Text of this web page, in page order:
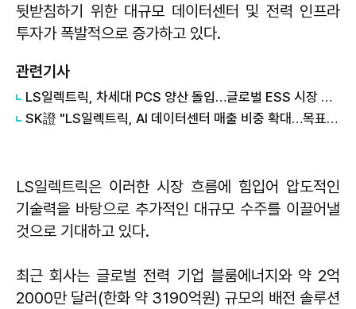
뒷받침하기 위한 대규모 데이터센터 및 전력 인프라
투자가 폭발적으로 증가하고 있다.
관련기사
LS일렉트릭, 차세대 PCS 양산 돌입…글로벌 ESS 시장 주도권 강화
SK證 "LS일렉트릭, AI 데이터센터 매출 비중 확대…목표가 31만원↑"
LS일렉트릭은 이러한 시장 흐름에 힘입어 압도적인
기술력을 바탕으로 추가적인 대규모 수주를 이끌어낼
것으로 기대하고 있다.
최근 회사는 글로벌 전력 기업 블룸에너지와 약 2억
2000만 달러(한화 약 3190억원) 규모의 배전 솔루션